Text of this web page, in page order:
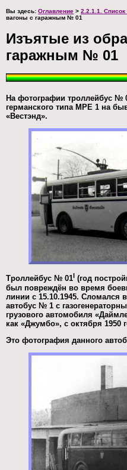
Вы здесь: Оглавление > 2.2.1.1. Список
вагоны с гаражным № 01
Изъятые из
гаражным № 01
На фотографии троллейбус №
германского типа MPE 1 на
«Вестэнд».
Троллейбус № 01 (год
был повреждён во время
линии с 15.10.1945. Сломался
автобус № 1 с
грузового автомобиля
как «Джумбо», с октября 1950
Это фотография данного